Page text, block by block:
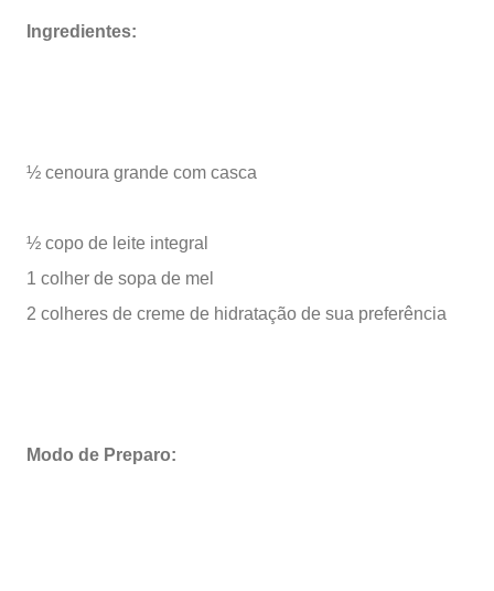
Ingredientes:
½ cenoura grande com casca
½ copo de leite integral
1 colher de sopa de mel
2 colheres de creme de hidratação de sua preferência
Modo de Preparo: